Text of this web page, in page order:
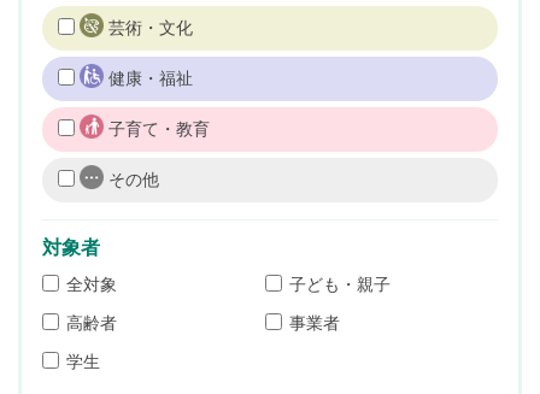
芸術・文化
健康・福祉
子育て・教育
その他
対象者
全対象
子ども・親子
高齢者
事業者
学生